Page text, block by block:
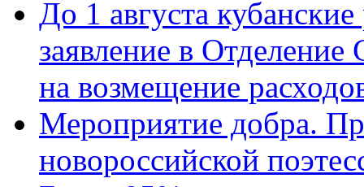
До 1 августа
заявление в
на возмещение
Мероприятие добра.
новороссийской